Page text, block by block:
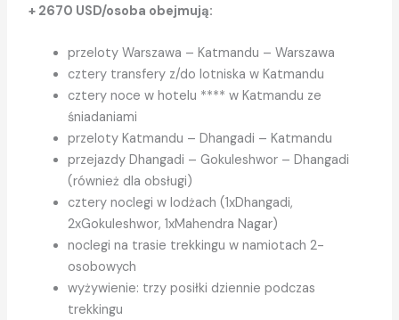
+ 2670 USD/osoba obejmują:
przeloty Warszawa – Katmandu – Warszawa
cztery transfery z/do lotniska w Katmandu
cztery noce w hotelu **** w Katmandu ze
śniadaniami
przeloty Katmandu – Dhangadi – Katmandu
przejazdy Dhangadi – Gokuleshwor – Dhangadi
(również dla obsługi)
cztery noclegi w lodżach (1xDhangadi,
2xGokuleshwor, 1xMahendra Nagar)
noclegi na trasie trekkingu w namiotach 2-
osobowych
wyżywienie: trzy posiłki dziennie podczas
trekkingu